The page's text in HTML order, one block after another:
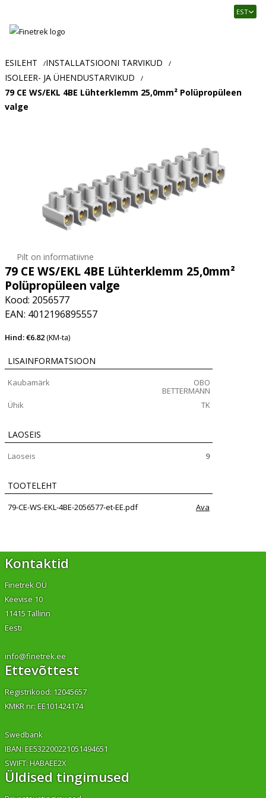
Usaldusväärne
ja
tööstusautomaatika
pood
EST
ESILEHT /INSTALLATSIOONI TARVIKUD /
ISOLEER- JA ÜHENDUSTARVIKUD /
79 CE WS/EKL 4BE Lühterklemm 25,0mm² Polüpropüleen
valge
Pilt on informatiivne
79 CE WS/EKL 4BE Lühterklemm 25,0mm²
Polüpropüleen valge
Kood: 2056577
EAN: 4012196895557
Hind: €6.82(KM-ta)
LISAINFORMATSIOON
Kaubamärk OBO
BETTERMANN
Ühik
TK
LAOSEIS
Laoseis 9
TOOTELEHT
79-CE-WS-EKL-4BE-2056577-et-EE.pdf Ava
Kontaktid
Finetrek OÜ
Keevise 10
11415 Tallinn
Eesti
info@finetrek.ee
Ettevõttest
Registrikood: 12045657
KMKR nr: EE101424174
Swedbank
IBAN: EE532200221051494651
SWIFT: HABAEE2X
Üldised tingimused